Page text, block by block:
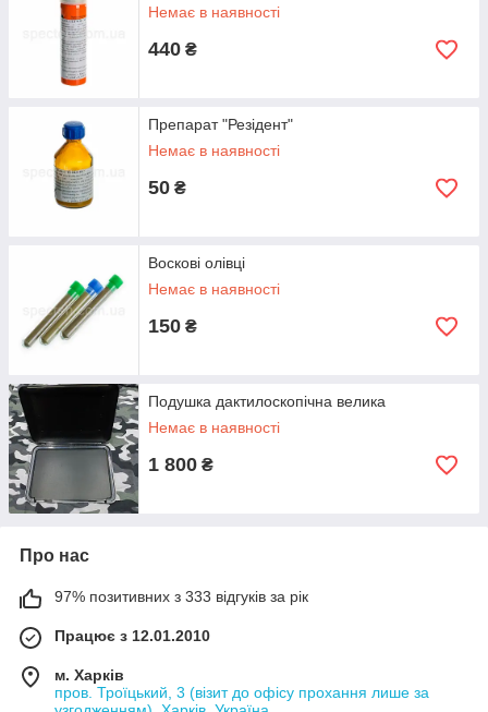
Немає в наявності
440 ₴
Препарат "Резідент"
Немає в наявності
50 ₴
Воскові олівці
Немає в наявності
150 ₴
Подушка дактилоскопічна велика
Немає в наявності
1 800 ₴
Про нас
97% позитивних з 333 відгуків за рік
Працює з 12.01.2010
м. Харків
пров. Троїцький, 3 (візит до офісу прохання лише за